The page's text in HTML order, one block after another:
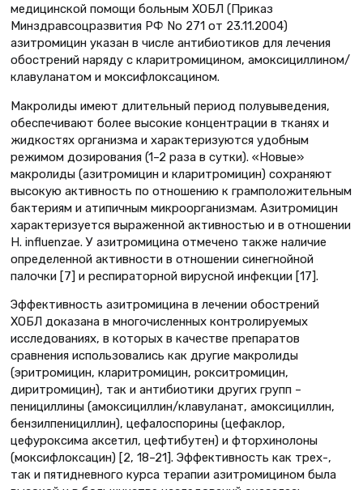
медицинской помощи больным ХОБЛ (Приказ
Минздравсоцразвития РФ No 271 от 23.11.2004)
азитромицин указан в числе антибиотиков для лечения
обострений наряду с кларитромицином, амоксициллином/
клавуланатом и моксифлоксацином.
Макролиды имеют длительный период полувыведения,
обеспечивают более высокие концентрации в тканях и
жидкостях организма и характеризуются удобным
режимом дозирования (1–2 раза в сутки). «Новые»
макролиды (азитромицин и кларитромицин) сохраняют
высокую активность по отношению к грамположительным
бактериям и атипичным микроорганизмам. Азитромицин
характеризуется выраженной активностью и в отношении
H. influenzae. У азитромицина отмечено также наличие
определенной активности в отношении синегнойной
палочки [7] и респираторной вирусной инфекции [17].
Эффективность азитромицина в лечении обострений
ХОБЛ доказана в многочисленных контролируемых
исследованиях, в которых в качестве препаратов
сравнения использовались как другие макролиды
(эритромицин, кларитромицин, рокситромицин,
диритромицин), так и антибиотики других групп –
пенициллины (амоксициллин/клавуланат, амоксициллин,
бензилпенициллин), цефалоспорины (цефаклор,
цефуроксима аксетил, цефтибутен) и фторхинолоны
(моксифлоксацин) [2, 18–21]. Эффективность как трех-,
так и пятидневного курса терапии азитромицином была